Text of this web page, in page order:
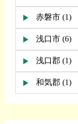
赤磐市 (1)
浅口市 (6)
浅口郡 (1)
和気郡 (1)